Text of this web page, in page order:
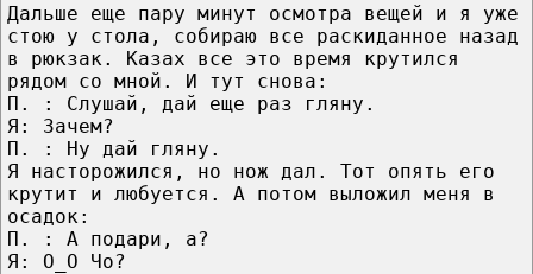
Дальше еще пару минут осмотра вещей и я уже
стою у стола, собираю все раскиданное назад
в рюкзак. Казах все это время крутился
рядом со мной. И тут снова:
П. : Слушай, дай еще раз гляну.
Я: Зачем?
П. : Ну дай гляну.
Я насторожился, но нож дал. Тот опять его
крутит и любуется. А потом выложил меня в
осадок:
П. : А подари, а?
Я: О_О Чо?